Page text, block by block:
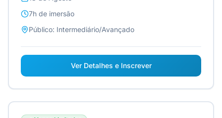
7h de imersão
Público: Intermediário/Avançado
Ver Detalhes e Inscrever